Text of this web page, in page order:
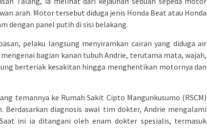
arah. Motor tersebut diduga jenis Honda Beat atau Honda
dengan panel putih di sisi belakang.
pelaku langsung menyiramkan cairan yang diduga air
bagian kanan tubuh Andrie, terutama mata, wajah,
berteriak kesakitan hingga menghentikan motornya dan
temannya ke Rumah Sakit Cipto Mangunkusumo (RSCM)
Berdasarkan diagnosis awal tim dokter, Andrie mengalami
ini ia ditangani oleh enam dokter spesialis, termasuk